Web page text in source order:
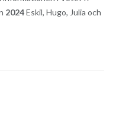
2024Eskil, Hugo, Julia och